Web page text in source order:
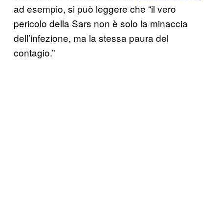
ad esempio, si può leggere che “il vero
pericolo della Sars non è solo la minaccia
dell’infezione, ma la stessa paura del
contagio.”